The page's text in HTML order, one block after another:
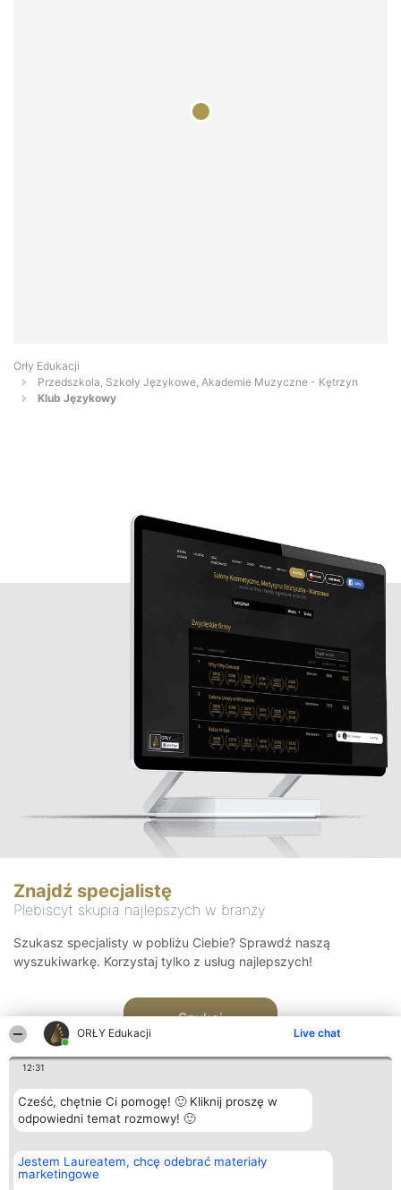
ORŁY Edukacji Live chat
12:31
Cześć, chętnie Ci pomogę! 🙂 Kliknij proszę w
odpowiedni temat rozmowy! 🙂
Jestem Laureatem, chcę odebrać materiały
marketingowe
Orły Edukacji
Przedszkola, Szkoły Językowe, Akademie Muzyczne - Kętrzyn
Klub Językowy
Znajdź specjalistę
Plebiscyt skupia najlepszych w branży
Szukasz specjalisty w pobliżu Ciebie? Sprawdź naszą
wyszukiwarkę. Korzystaj tylko z usług najlepszych!
Szukaj
Organizator plebiscytu
Bright Side Solutions sp. z o.
o. sp. k.
Plebiscyt
Laureaci
Kontakt
Kontakt